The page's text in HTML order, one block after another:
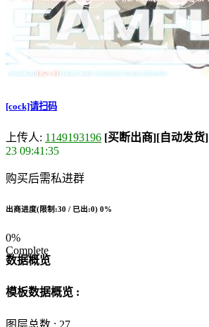
[cock]请扫码
上传人: 1149193196 [买断出商][自动发货]
23 09:41:35
购买后需私进群
出商进度(限制:30 / 已出:0) 0%
0%
Complete
数据概览
模板数据概览 :
图层总数 : 27